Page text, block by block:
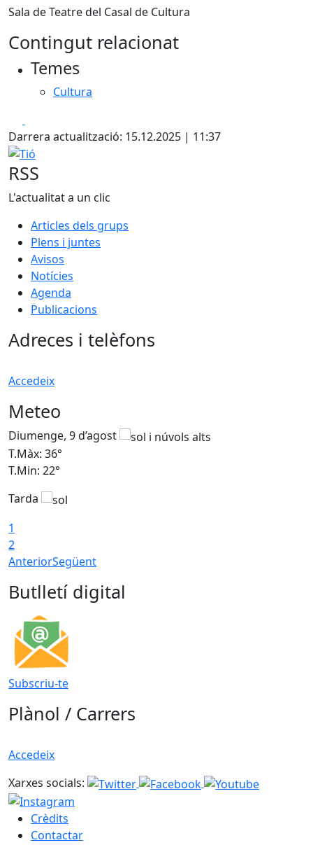
Sala de Teatre del Casal de Cultura
Contingut relacionat
Temes
Cultura
Darrera actualització: 15.12.2025 | 11:37
Tió
RSS
L'actualitat a un clic
Articles dels grups
Plens i juntes
Avisos
Notícies
Agenda
Publicacions
Adreces i telèfons
Accedeix
Meteo
Diumenge, 9 d’agost
T.Màx: 36°
T.Min: 22°
Tarda
1
2
AnteriorSegüent
Butlletí digital
Subscriu-te
Plànol / Carrers
Accedeix
Xarxes socials:
Crèdits
Contactar